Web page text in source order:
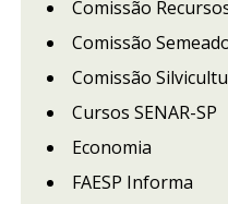
Comissão
Comissão
Comissão
Cursos SENAR-SP
Economia
FAESP Informa